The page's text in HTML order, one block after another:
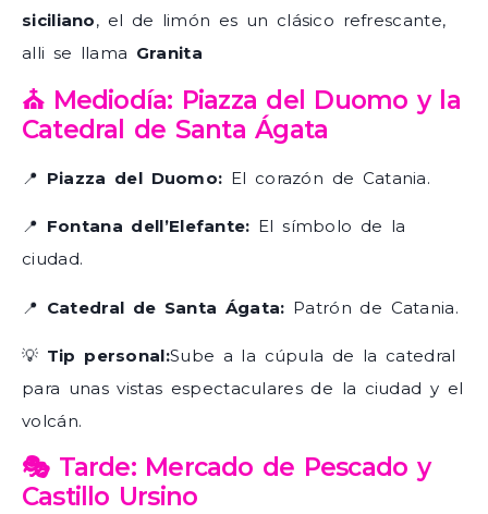
siciliano, el de limón es un clásico refrescante,
alli se llama Granita
⛪ Mediodía: Piazza del Duomo y la
Catedral de Santa Ágata
📍 Piazza del Duomo: El corazón de Catania.
📍 Fontana dell’Elefante: El símbolo de la
ciudad.
📍 Catedral de Santa Ágata: Patrón de Catania.
💡 Tip personal:Sube a la cúpula de la catedral
para unas vistas espectaculares de la ciudad y el
volcán.
🎭 Tarde: Mercado de Pescado y
Castillo Ursino